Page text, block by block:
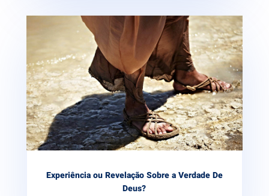
Experiência ou Revelação Sobre a Verdade De
Deus?